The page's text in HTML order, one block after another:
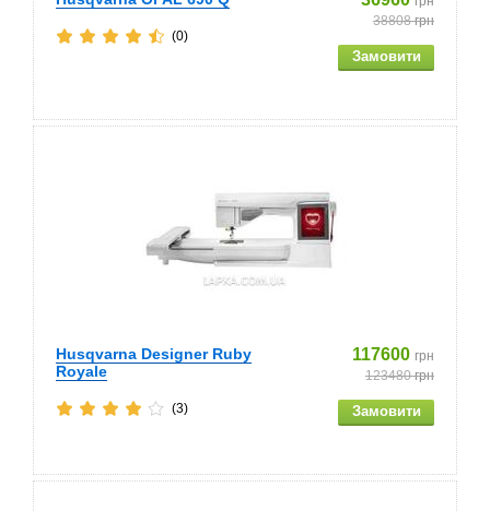
38808грн
(0)
Husqvarna Designer Ruby
Royale
117600 грн
123480грн
(3)